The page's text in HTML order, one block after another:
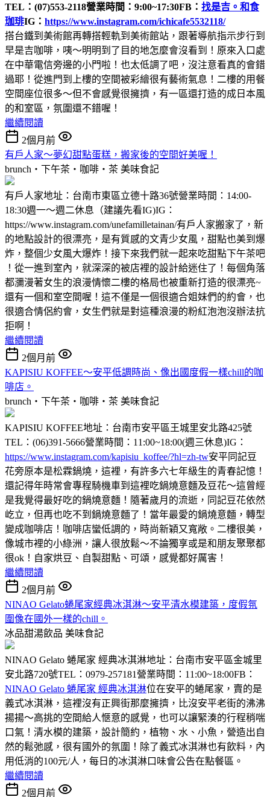
TEL：(07)553-2118營業時間：9:00~17:30FB： 找是吉。和食
珈琲IG： https://www.instagram.com/ichicafe5532118/
搭台鐵到美術館再轉搭輕軌到美術館站，跟著導航指示步行到
早是吉咖啡，咦～明明到了目的地怎麼會沒看到！原來入口處
在中華電信旁邊的小門啦！也太低調了吧，沒注意看真的會錯
過耶！從進門到上樓的空間被彩繪很有藝術氣息！二樓的用餐
空間座位很多～但不會感覺很擁擠，有一區還打造的成日本風
的和室區，氛圍還不錯喔！
繼續閱讀
2個月前
有戶人家～夢幻甜點蛋糕，搬家後的空間好美喔！
brunch‧下午茶‧咖啡‧茶 美味食記
有戶人家地址：台南市東區立德十路36號營業時間：14:00-
18:30週一～週二休息（建議先看IG)IG：
https://www.instagram.com/unefamilletainan/有戶人家搬家了，新
的地點設計的很漂亮，是有質感的文青少女風，甜點也美到爆
炸，整個少女風大爆炸！接下來我們就一起來吃甜點下午茶吧
！從一進到室內，就深深的被店裡的設計給迷住了！每個角落
都瀰漫著女生的浪漫情懷二樓的格局也被重新打造的很漂亮~
還有一個和室空間喔！這不僅是一個很適合姐妹們的約會，也
很適合情侶約會，女生們就是對這種浪漫的粉紅泡泡沒辦法抗
拒啊！
繼續閱讀
2個月前
KAPISIU KOFFEE～安平低調時尚、像出國度假一樣chill的咖
啡店。
brunch‧下午茶‧咖啡‧茶 美味食記
KAPISIU KOFFEE地址：台南市安平區王城里安北路425號
TEL：(06)391-5666營業時間：11:00~18:00(週三休息)IG：
https://www.instagram.com/kapisiu_koffee/?hl=zh-tw安平同記豆
花旁原本是松霖鍋燒，這裡，有許多六七年級生的青春記憶！
還記得年時常會專程騎機車到這裡吃鍋燒意麵及豆花～這曾經
是我覺得最好吃的鍋燒意麵！隨著歲月的流逝，同記豆花依然
屹立，但再也吃不到鍋燒意麵了！當年最愛的鍋燒意麵，轉型
變成咖啡店！咖啡店蠻低調的，時尚新穎又寬敞。二樓很美，
像城市裡的小綠洲，讓人很放鬆～不論獨享或是和朋友聚聚都
很ok！自家烘豆、自製甜點、可頌，感覺都好厲害！
繼續閱讀
2個月前
NINAO Gelato蜷尾家經典冰淇淋～安平清水模建築，度假氛
圍像在國外一樣的chill。
冰品甜湯飲品 美味食記
NINAO Gelato 蜷尾家 經典冰淇淋地址：台南市安平區金城里
安北路720號TEL：0979-257181營業時間：11:00~18:00FB：
NINAO Gelato 蜷尾家 經典冰淇淋位在安平的蜷尾家，賣的是
義式冰淇淋，這裡沒有正興街那麼擁擠，比沒安平老街的沸沸
揚揚～高挑的空間給人愜意的感覺，也可以讓緊湊的行程稍喘
口氣！清水模的建築，設計簡約，植物、水、小魚，營造出自
然的鬆弛感，很有國外的氛圍！除了義式冰淇淋也有飲料，內
用低消的100元/人，每日的冰淇淋口味會公告在點餐區。
繼續閱讀
2個月前